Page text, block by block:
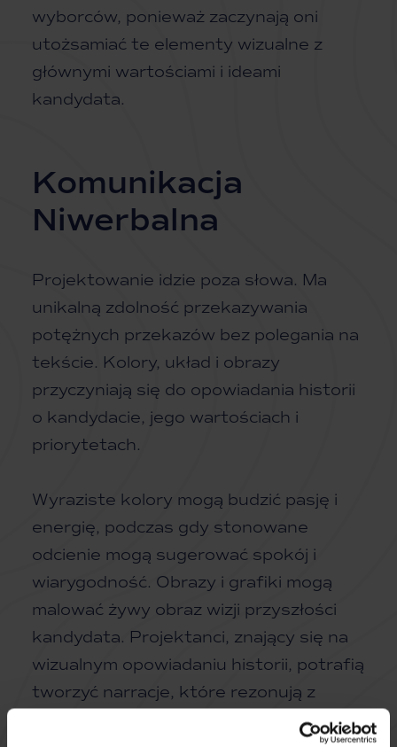
wyborców, ponieważ zaczynają oni
utożsamiać te elementy wizualne z
głównymi wartościami i ideami
kandydata.
Komunikacja
Niwerbalna
Projektowanie idzie poza słowa. Ma
unikalną zdolność przekazywania
potężnych przekazów bez polegania na
tekście. Kolory, układ i obrazy
przyczyniają się do opowiadania historii
o kandydacie, jego wartościach i
priorytetach.
Wyraziste kolory mogą budzić pasję i
energię, podczas gdy stonowane
odcienie mogą sugerować spokój i
wiarygodność. Obrazy i grafiki mogą
malować żywy obraz wizji przyszłości
kandydata. Projektanci, znający się na
wizualnym opowiadaniu historii, potrafią
tworzyć narracje, które rezonują z